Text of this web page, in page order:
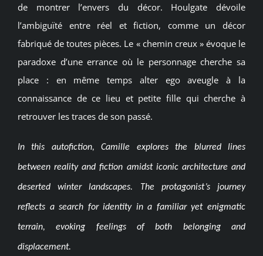
de montrer l’envers du décor. Houlgate dévoile
l’ambiguïté entre réel et fiction, comme un décor
fabriqué de toutes pièces. Le « chemin creux » évoque le
paradoxe d’une errance où le personnage cherche sa
place : en même temps alter ego aveugle à la
connaissance de ce lieu et petite fille qui cherche à
retrouver les traces de son passé.
In this autofiction, Camille explores the blurred lines
between reality and fiction amidst iconic architecture and
deserted winter landscapes. The protagonist’s journey
reflects a search for identity in a familiar yet enigmatic
terrain, evoking feelings of both belonging and
displacement.